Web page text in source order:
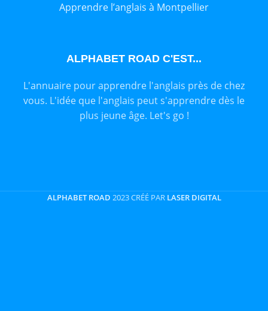
Apprendre l’anglais à Montpellier
ALPHABET ROAD C'EST...
L'annuaire pour apprendre l'anglais près de chez
vous. L'idée que l'anglais peut s'apprendre dès le
plus jeune âge. Let's go !
ALPHABET ROAD 2023 CRÉÉ PAR LASER DIGITAL